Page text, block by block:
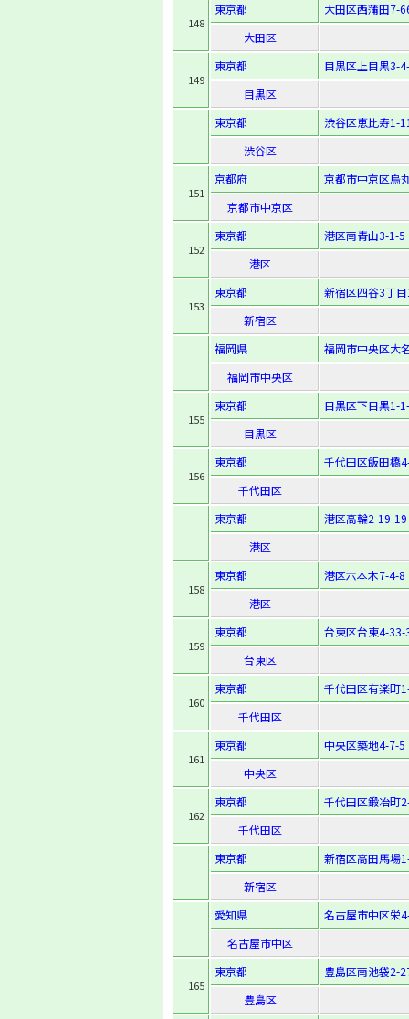
148
東京都
大田区西蒲田7-
大田区
149
東京都
目黒区上目黒3-
目黒区
東京都
渋谷区恵比寿1-
渋谷区
151
京都府
京都市中京区烏
京都市中京区
152
東京都
港区南青山3-1-5
港区
153
東京都
新宿区四谷3丁
新宿区
福岡県
福岡市中央区大
福岡市中央区
155
東京都
目黒区下目黒1-
目黒区
156
東京都
千代田区飯田橋
千代田区
東京都
港区高輪2-19-19
港区
158
東京都
港区六本木7-4-8
港区
159
東京都
台東区台東4-33-
台東区
160
東京都
千代田区有楽町
千代田区
161
東京都
中央区築地4-7-5
中央区
162
東京都
千代田区鍛冶町
千代田区
東京都
新宿区高田馬場
新宿区
愛知県
名古屋市中区栄
名古屋市中区
165
東京都
豊島区南池袋2-
豊島区